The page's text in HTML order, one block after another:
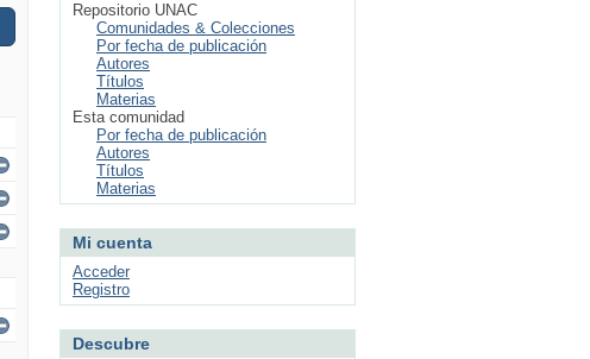
Repositorio UNAC
Comunidades & Colecciones
Por fecha de publicación
Autores
Títulos
Materias
Esta comunidad
Por fecha de publicación
Autores
Títulos
Materias
Mi cuenta
Acceder
Registro
Descubre